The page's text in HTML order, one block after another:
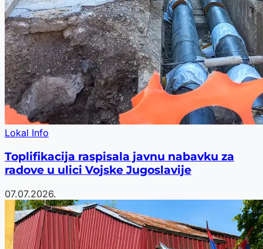
Lokal Info
Toplifikacija raspisala javnu nabavku za
radove u ulici Vojske Jugoslavije
07.07.2026.